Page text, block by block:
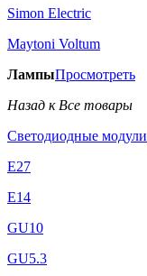
Simon Electric
Maytoni Voltum
ЛампыПросмотреть
Назад к Все товары
Светодиодные модули
E27
E14
GU10
GU5.3